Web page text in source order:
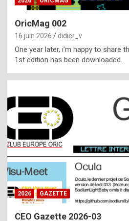
i
l
t
t
s
t
a
s
i
OricMag 002
16 juin 2026 didier_v
One year later, i’m happy to share
1st edition has been downloaded…
2026 GAZETTE
CEO Gazette 2026-03